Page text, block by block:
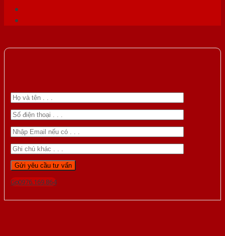
Gọi 0976.169.864